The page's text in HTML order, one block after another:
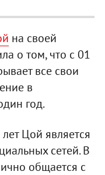
на своей
о том, что с 01
все свои
в
год.
Цой является
сетей. В
общается с